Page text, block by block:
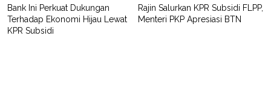
Bank Ini Perkuat Dukungan
Terhadap Ekonomi Hijau Lewat
KPR Subsidi
Rajin Salurkan KPR Subsidi FLPP,
Menteri PKP Apresiasi BTN